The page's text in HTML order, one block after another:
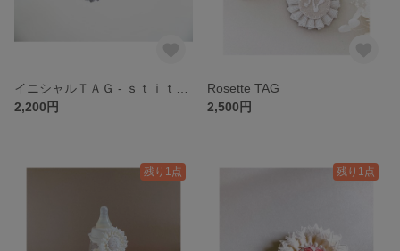
2,200円
Rosette TAG
2,500円
残り1点 残り1点